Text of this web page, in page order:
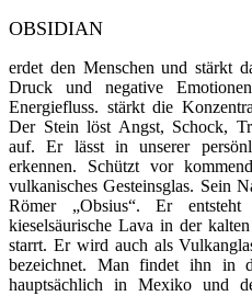
OBSIDIAN
erdet den Menschen und stärkt
Druck und negative
Energiefluss. stärkt die
Der Stein löst Angst, Schock,
auf. Er lässt in unserer
erkennen. Schützt vor
vulkanisches Gesteinsglas. Sein
Römer „Obsius“. Er ent­steht
kieselsäurische Lava in der
starrt. Er wird auch als
bezeichnet. Man findet ihn in
hauptsächlich in Mexiko und